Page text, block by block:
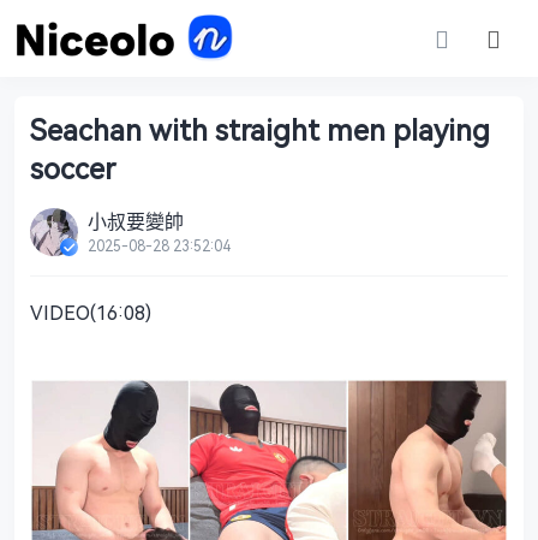
Seachan with straight men playing
soccer
小叔要變帥
2025-08-28 23:52:04
VIDEO(16:08)